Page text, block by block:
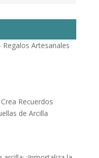
Regalos Artesanales
Recuerdos
de Arcilla